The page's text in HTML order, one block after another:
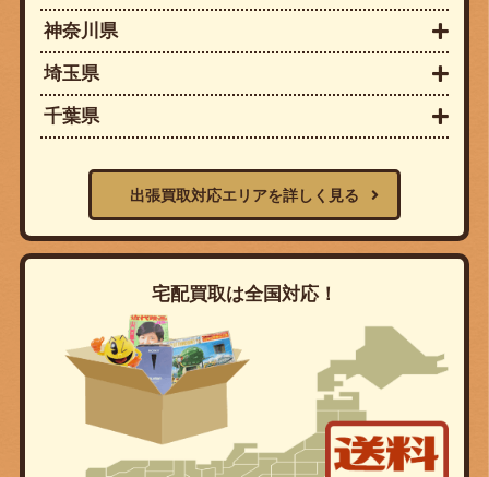
神奈川県
埼玉県
千葉県
出張買取対応エリアを詳しく見る
宅配買取は全国対応！